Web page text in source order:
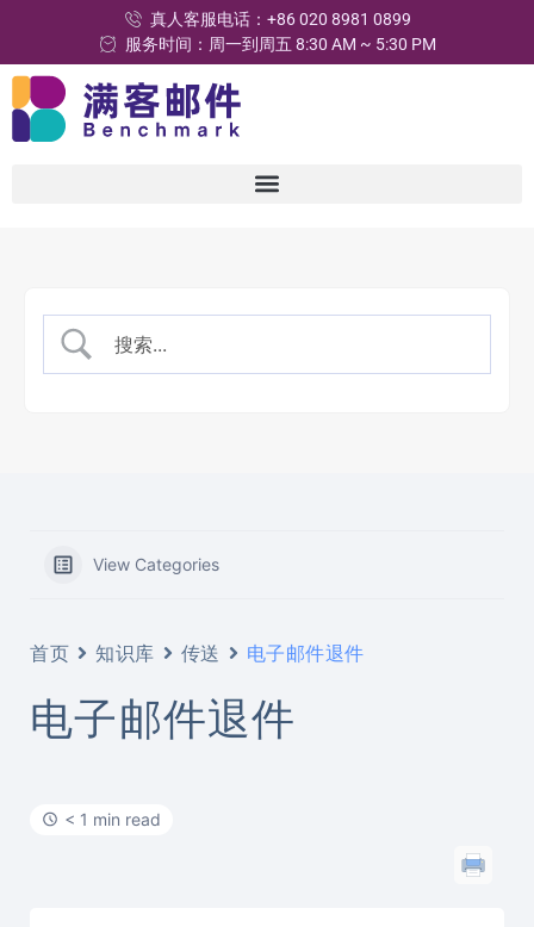
真人客服电话：+86 020 8981 0899
服务时间：周一到周五 8:30 AM ~ 5:30 PM
View Categories
首页 知识库 传送 电子邮件退件
电子邮件退件
< 1 min read